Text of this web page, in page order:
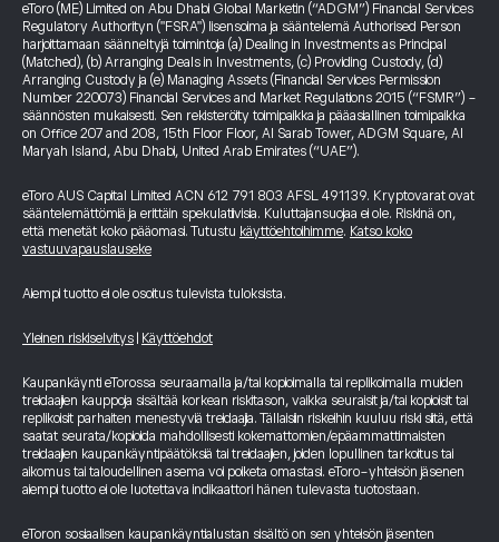
eToro (ME) Limited on Abu Dhabi Global Marketin (“ADGM”) Financial Services
Regulatory Authorityn ("FSRA") lisensoima ja sääntelemä Authorised Person
harjoittamaan säänneltyjä toimintoja (a) Dealing in Investments as Principal
(Matched), (b) Arranging Deals in Investments, (c) Providing Custody, (d)
Arranging Custody ja (e) Managing Assets (Financial Services Permission
Number 220073) Financial Services and Market Regulations 2015 (“FSMR”) -
säännösten mukaisesti. Sen rekisteröity toimipaikka ja pääasiallinen toimipaikka
on Office 207 and 208, 15th Floor Floor, Al Sarab Tower, ADGM Square, Al
Maryah Island, Abu Dhabi, United Arab Emirates (“UAE”).
eToro AUS Capital Limited ACN 612 791 803 AFSL 491139. Kryptovarat ovat
sääntelemättömiä ja erittäin spekulatiivisia. Kuluttajansuojaa ei ole. Riskinä on,
että menetät koko pääomasi. Tutustu käyttöehtoihimme. Katso koko
vastuuvapauslauseke
Aiempi tuotto ei ole osoitus tulevista tuloksista.
Yleinen riskiselvitys Käyttöehdot
Kaupankäynti eTorossa seuraamalla ja/tai kopioimalla tai replikoimalla muiden
treidaajien kauppoja sisältää korkean riskitason, vaikka seuraisit ja/tai kopioisit tai
replikoisit parhaiten menestyviä treidaajia. Tällaisiin riskeihin kuuluu riski siitä, että
saatat seurata/kopioida mahdollisesti kokemattomien/epäammattimaisten
treidaajien kaupankäyntipäätöksiä tai treidaajien, joiden lopullinen tarkoitus tai
aikomus tai taloudellinen asema voi poiketa omastasi. eToro-yhteisön jäsenen
aiempi tuotto ei ole luotettava indikaattori hänen tulevasta tuotostaan.
eToron sosiaalisen kaupankäyntialustan sisältö on sen yhteisön jäsenten